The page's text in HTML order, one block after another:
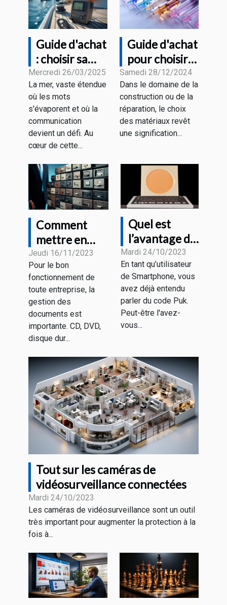
Guide d'achat
: choisir sa
radio VHF
marine en
fonction de
ses besoins
Mercredi 26/03/2025
La mer, vaste étendue
où les mots
s'évaporent et où la
communication
devient un défi. Au
cœur de cette...
Guide d'achat
pour choisir
les meilleures
aiguilles en
fibre de verre
et recharges
Samedi 28/12/2024
Dans le domaine de la
construction ou de la
réparation, le choix
des matériaux revêt
une signification...
Comment
mettre en
place un
meilleur
système
d'archivage
électronique ?
Jeudi 16/11/2023
Pour le bon
fonctionnement de
toute entreprise, la
gestion des
documents est
importante. CD, DVD,
disque dur...
Quel est
l’avantage du
code Puk et
où le trouver
?
Mardi 24/10/2023
En tant qu’utilisateur
de Smartphone, vous
avez déjà entendu
parler du code Puk.
Peut-être l'avez-
vous...
Tout sur les caméras de
vidéosurveillance connectées
Mardi 24/10/2023
Les caméras de vidéosurveillance sont un outil
très important pour augmenter la protection à la
fois à...